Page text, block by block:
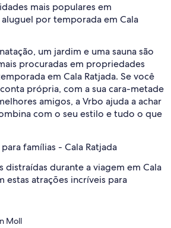
mais populares em
por temporada em Cala
um jardim e uma sauna são
procuradas em propriedades
em Cala Ratjada. Se você
própria, com a sua cara-metade
amigos, a Vrbo ajuda a achar
com o seu estilo e tudo o que
famílias - Cala Ratjada
distraídas durante a viagem em Cala
estas atrações incríveis para
Moll